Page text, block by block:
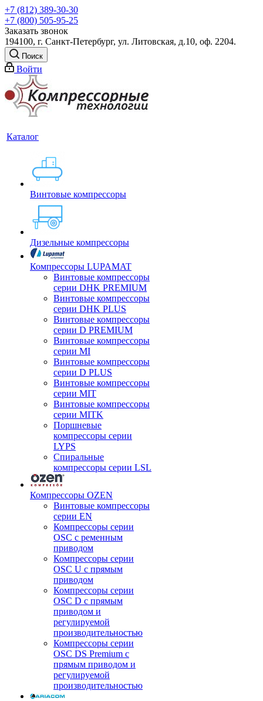
+7 (812) 389-30-30
+7 (800) 505-95-25
Заказать звонок
194100, г. Санкт-Петербург, ул. Литовская, д.10, оф. 2204.
Поиск
Войти
Каталог
Винтовые компрессоры
Дизельные компрессоры
Компрессоры LUPAMAT
Винтовые компрессоры
серии DHK PREMIUM
Винтовые компрессоры
серии DHK PLUS
Винтовые компрессоры
серии D PREMIUM
Винтовые компрессоры
серии MI
Винтовые компрессоры
серии D PLUS
Винтовые компрессоры
серии MIT
Винтовые компрессоры
серии MITK
Поршневые
компрессоры серии
LYPS
Спиральные
компрессоры серии LSL
Компрессоры OZEN
Винтовые компрессоры
серии EN
Компрессоры серии
OSC с ременным
приводом
Компрессоры серии
OSC U с прямым
приводом
Компрессоры серии
OSC D с прямым
приводом и
регулируемой
производительностью
Компрессоры серии
OSC DS Premium с
прямым приводом и
регулируемой
производительностью